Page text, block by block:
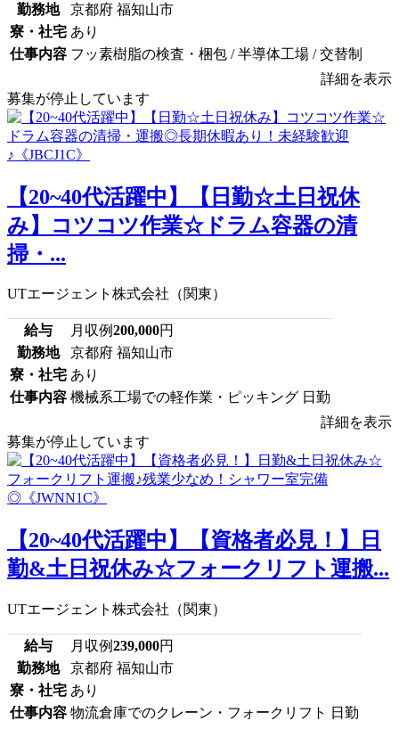
勤務地
京都府 福知山市
寮・社宅 あり
仕事内容 フッ素樹脂の検査・梱包 / 半導体工場 / 交替制
詳細を表示
募集が停止しています
【20~40代活躍中】【日勤☆土日祝休
み】コツコツ作業☆ドラム容器の清
掃・...
UTエージェント株式会社（関東）
給与 月収例200,000円
勤務地
京都府 福知山市
寮・社宅 あり
仕事内容 機械系工場での軽作業・ピッキング 日勤
詳細を表示
募集が停止しています
【20~40代活躍中】【資格者必見！】日
勤&土日祝休み☆フォークリフト運搬...
UTエージェント株式会社（関東）
給与 月収例239,000円
勤務地
京都府 福知山市
寮・社宅 あり
仕事内容 物流倉庫でのクレーン・フォークリフト 日勤